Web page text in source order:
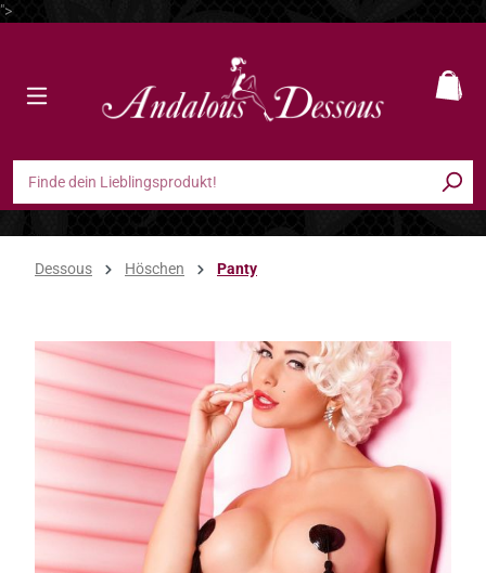
">
Dessous Höschen Panty
Bildergalerie überspringen